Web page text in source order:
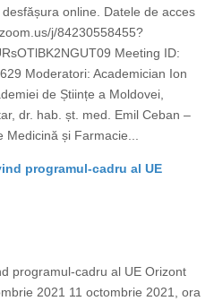
online. Datele de acces
j/84230558455?
Meeting ID:
Moderatori: Academician Ion
de Științe a Moldovei,
dr. hab. șt. med. Emil Ceban –
și Farmacie...
programul-cadru al UE
programul-cadru al UE Orizont
2021 11 octombrie 2021, ora